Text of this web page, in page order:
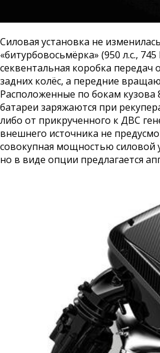
Силовая установка не
«битурбовосьмёрка» (950 л.с.,
секвентальная коробка передач
задних колёс, а передние
Расположенные по бокам кузова
батареи заряжаются при
либо от прикрученного к ДВС
внешнего источника не
совокупная мощностью силовой
но в виде опции предлагается